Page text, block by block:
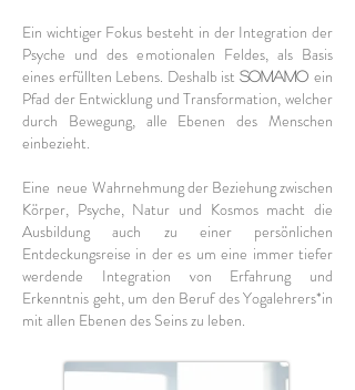
Ein wichtiger Fokus besteht in der Integration der
Psyche und des emotionalen Feldes, als Basis
eines erfüllten Lebens. Deshalb ist SOMAMO ein
Pfad der Entwicklung und Transformation, welcher
durch Bewegung, alle Ebenen des Menschen
einbezieht.
Eine neue Wahrnehmung der Beziehung zwischen
Körper, Psyche, Natur und Kosmos macht die
Ausbildung auch zu einer persönlichen
Entdeckungsreise in der es um eine immer tiefer
werdende Integration von Erfahrung und
Erkenntnis geht, um den Beruf des Yogalehrers*in
mit allen Ebenen des Seins zu leben.